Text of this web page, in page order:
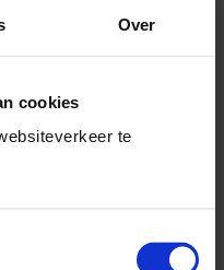
Over
cookies
te